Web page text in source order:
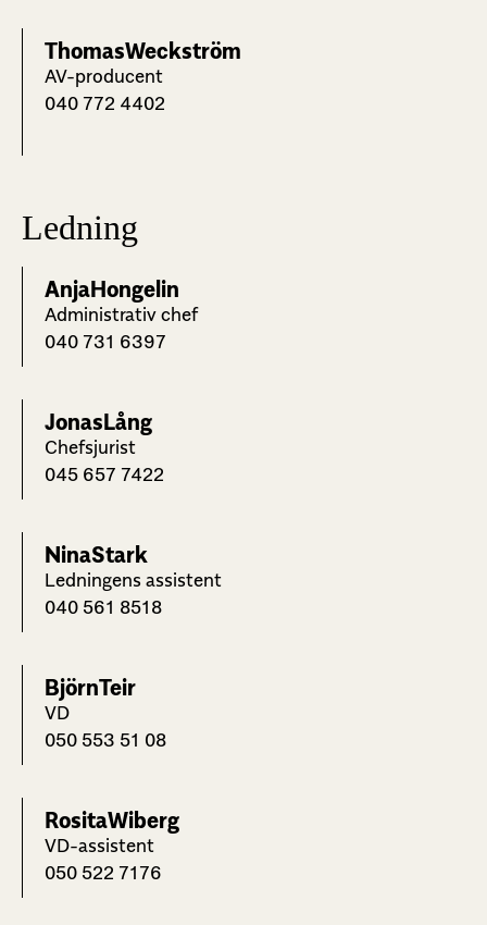
ThomasWeckström
AV-producent
040 772 4402
Ledning
AnjaHongelin
Administrativ chef
040 731 6397
JonasLång
Chefsjurist
045 657 7422
NinaStark
Ledningens assistent
040 561 8518
BjörnTeir
VD
050 553 51 08
RositaWiberg
VD-assistent
050 522 7176